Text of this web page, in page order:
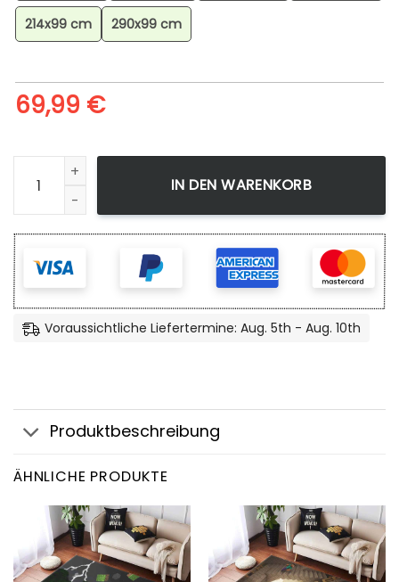
214x99 cm 290x99 cm
69,99 €
Minecraft Nether-biom Steve Kampf Gegen Schurken
IN DEN WARENKORB
Voraussichtliche Liefertermine: Aug. 5th - Aug. 10th
Produktbeschreibung
ÄHNLICHE PRODUKTE